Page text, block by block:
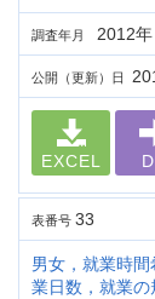
調査年月 2012年
公開（更新）日
EXCEL
表番号 33
男女，就業時
業日数，就業